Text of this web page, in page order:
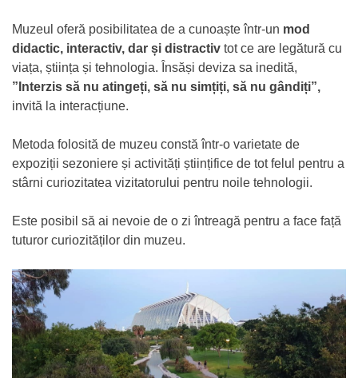
Muzeul oferă posibilitatea de a cunoaște într-un mod
didactic, interactiv, dar și distractiv tot ce are legătură cu
viața, știința și tehnologia. Însăși deviza sa inedită,
”Interzis să nu atingeți, să nu simțiți, să nu gândiți”,
invită la interacțiune.
Metoda folosită de muzeu constă într-o varietate de
expoziții sezoniere și activități științifice de tot felul pentru a
stârni curiozitatea vizitatorului pentru noile tehnologii.
Este posibil să ai nevoie de o zi întreagă pentru a face față
tuturor curiozităților din muzeu.